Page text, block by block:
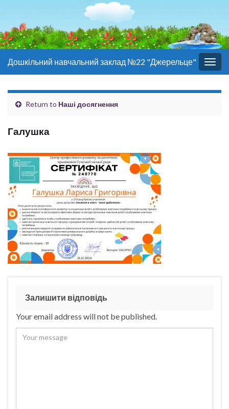
Дошкільний навчальний заклад №22 "Джерельце"
Return to Наші досягнення
Галушка
Залишити відповідь
Your email address will not be published.